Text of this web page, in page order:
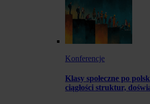
Konferencje
Klasy społeczne po
ciągłości struktur,